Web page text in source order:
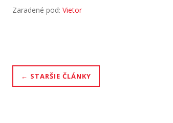
Zaradené pod: Vietor
Navigácia
v
STARŠIE ČLÁNKY